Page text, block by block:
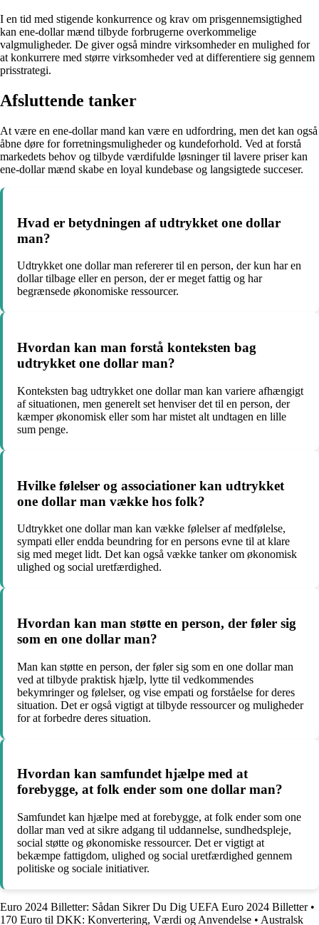
I en tid med stigende konkurrence og krav om prisgennemsigtighed
kan ene-dollar mænd tilbyde forbrugerne overkommelige
valgmuligheder. De giver også mindre virksomheder en mulighed for
at konkurrere med større virksomheder ved at differentiere sig gennem
prisstrategi.
Afsluttende tanker
At være en ene-dollar mand kan være en udfordring, men det kan også
åbne døre for forretningsmuligheder og kundeforhold. Ved at forstå
markedets behov og tilbyde værdifulde løsninger til lavere priser kan
ene-dollar mænd skabe en loyal kundebase og langsigtede succeser.
Hvad er betydningen af udtrykket one dollar
man?
Udtrykket one dollar man refererer til en person, der kun har en
dollar tilbage eller en person, der er meget fattig og har
begrænsede økonomiske ressourcer.
Hvordan kan man forstå konteksten bag
udtrykket one dollar man?
Konteksten bag udtrykket one dollar man kan variere afhængigt
af situationen, men generelt set henviser det til en person, der
kæmper økonomisk eller som har mistet alt undtagen en lille
sum penge.
Hvilke følelser og associationer kan udtrykket
one dollar man vække hos folk?
Udtrykket one dollar man kan vække følelser af medfølelse,
sympati eller endda beundring for en persons evne til at klare
sig med meget lidt. Det kan også vække tanker om økonomisk
ulighed og social uretfærdighed.
Hvordan kan man støtte en person, der føler sig
som en one dollar man?
Man kan støtte en person, der føler sig som en one dollar man
ved at tilbyde praktisk hjælp, lytte til vedkommendes
bekymringer og følelser, og vise empati og forståelse for deres
situation. Det er også vigtigt at tilbyde ressourcer og muligheder
for at forbedre deres situation.
Hvordan kan samfundet hjælpe med at
forebygge, at folk ender som one dollar man?
Samfundet kan hjælpe med at forebygge, at folk ender som one
dollar man ved at sikre adgang til uddannelse, sundhedspleje,
social støtte og økonomiske ressourcer. Det er vigtigt at
bekæmpe fattigdom, ulighed og social uretfærdighed gennem
politiske og sociale initiativer.
Euro 2024 Billetter: Sådan Sikrer Du Dig UEFA Euro 2024 Billetter•
170 Euro til DKK: Konvertering, Værdi og Anvendelse • Australsk